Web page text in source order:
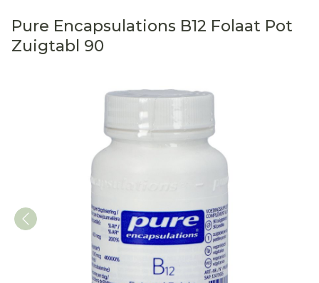
Pure Encapsulations B12 Folaat Pot
Zuigtabl 90